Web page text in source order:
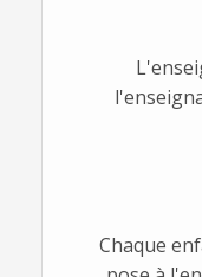
Chaque